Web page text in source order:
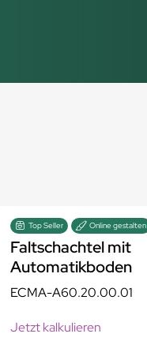
Top Seller Online gestalten
Faltschachtel mit
Automatikboden
ECMA-A60.20.00.01
Jetzt kalkulieren